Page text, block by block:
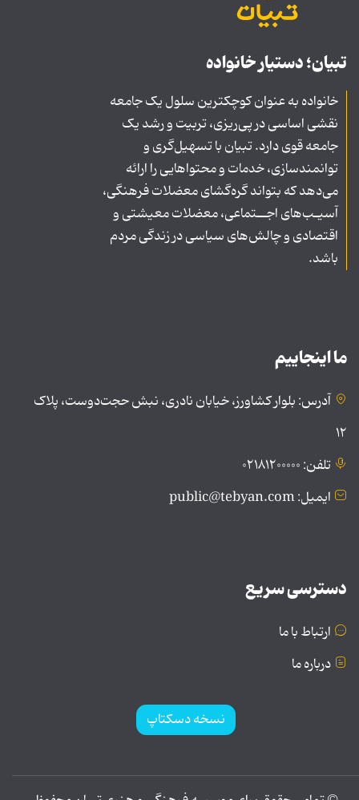
تبیان؛ دستیار خانواده
خانواده به عنوان کوچکترین سلول یک جامعه
نقشی اساسی در پی‌ریزی، تربیت و رشد یک
جامعه قوی دارد. تبیان با تسهیل‌گری و
توانمندسازی، خدمات و محتواهایی را ارائه
می‌دهد که بتواند گره‌گشای معضلات فرهنگی،
آسیـب‌های اجــتماعی، معضلات معیشتی و
اقتصادی و چالش‌های سیاسی در زندگی مردم
باشد.
ما اینجاییم
آدرس: بلوار کشاورز، خیابان نادری، نبش حجت‌دوست، پلاک
۱۲
تلفن: ۰۲۱۸۱۲۰۰۰۰۰
ایمیل: public@tebyan.com
دسترسی سریع
ارتباط با ما
درباره ما
نسخه دسکتاپ